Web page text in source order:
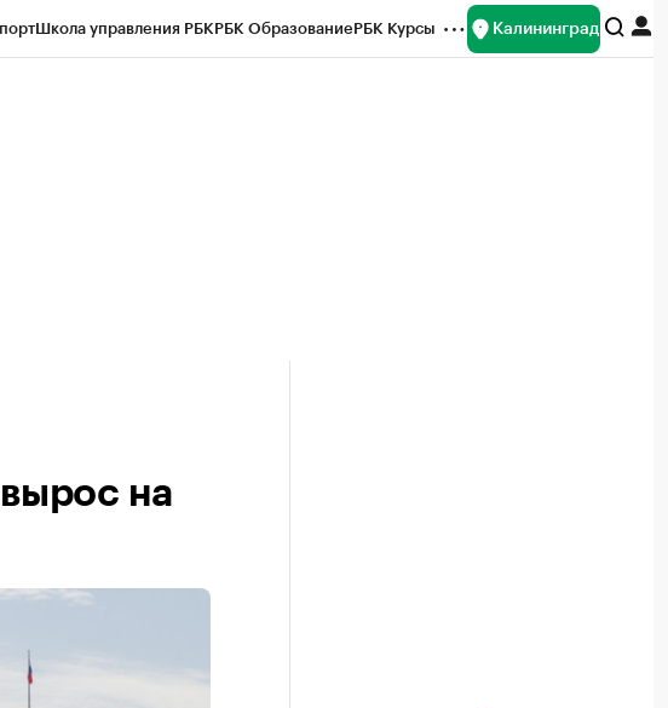
Школа управления РБКРБК ОбразованиеРБК Курсы Калининград
на